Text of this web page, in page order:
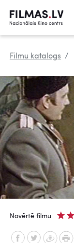
Filmu katalogs
Novērtē filmu